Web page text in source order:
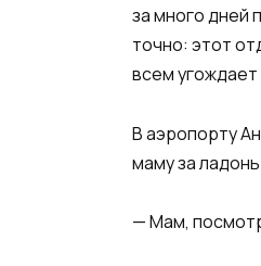
за много дней
точно: этот
всем угождает
В аэропорту
маму за
— Мам,